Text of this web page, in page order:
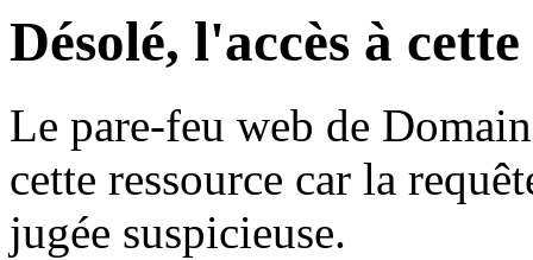
Désolé, l'accès à
Le pare-feu web de
cette ressource car la
jugée suspicieuse.